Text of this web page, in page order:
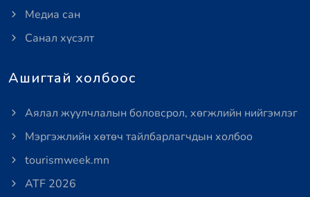
Медиа сан
Санал хүсэлт
Ашигтай холбоос
Аялал жуулчлалын боловсрол, хөгжлийн нийгэмлэг
Мэргэжлийн хөтөч тайлбарлагчдын холбоо
tourismweek.mn
ATF 2026